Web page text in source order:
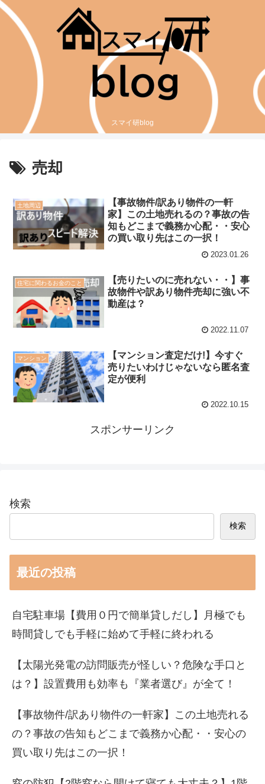
スマイ研blog
売却
土地周辺
【事故物件/訳あり物件の一軒
家】この土地売れるの？事故の告
知もどこまで義務か心配・・安心
の買い取り先はこの一択！
2023.01.26
住宅に関わるお金のこと
【売りたいのに売れない・・】事
故物件や訳あり物件売却に強い不
動産は？
2022.11.07
マンション
【マンション査定だけ!】今すぐ
売りたいわけじゃないなら匿名査
定が便利
2022.10.15
スポンサーリンク
検索
検索
最近の投稿
自宅駐車場【費用０円で簡単貸しだし】月極でも
時間貸しでも手軽に始めて手軽に終われる
【太陽光発電の訪問販売が怪しい？危険な手口と
は？】設置費用も効率も『業者選び』が全て！
【事故物件/訳あり物件の一軒家】この土地売れる
の？事故の告知もどこまで義務か心配・・安心の
買い取り先はこの一択！